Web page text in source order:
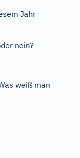
Jahr
nein?
weiß man